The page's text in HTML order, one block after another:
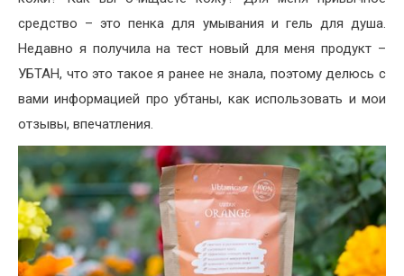
Красота
Недвижимость
средство – это пенка для умывания и гель для душа.
Недавно я получила на тест новый для меня продукт –
УБТАН, что это такое я ранее не знала, поэтому делюсь с
вами информацией про убтаны, как использовать и мои
отзывы, впечатления.